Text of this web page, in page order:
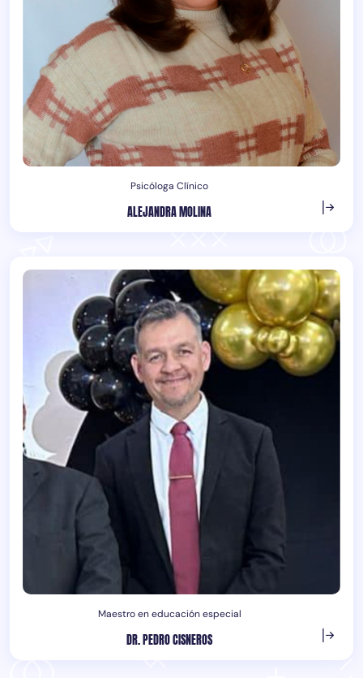
Psicóloga Clínico
ALEJANDRA MOLINA
Maestro en educación especial
DR. PEDRO CISNEROS